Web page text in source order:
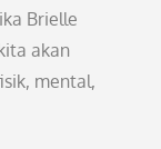
Brielle
akan
mental,